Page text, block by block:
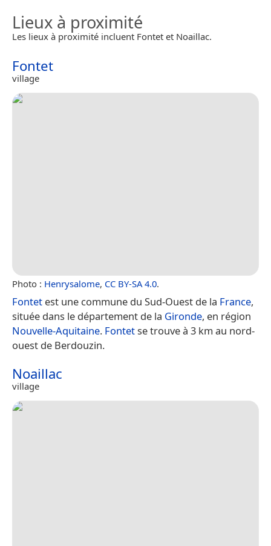
Lieux à proximité
Les lieux à proximité incluent Fontet et Noaillac.
Fontet
village
Photo : Henrysalome, CC BY-SA 4.0.
Fontet est une commune du Sud-Ouest de la France,
située dans le département de la Gironde, en région
Nouvelle-Aquitaine. Fontetse trouve à 3 km au nord-
ouest de Berdouzin.
Noaillac
village